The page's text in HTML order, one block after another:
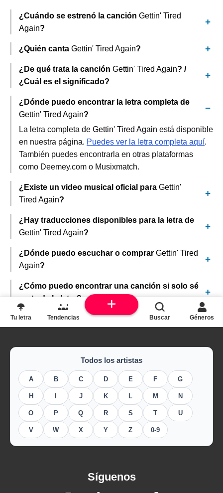
¿Cuándo se estrenó la canción Gettin' Tired
Again?
¿Quién canta Gettin' Tired Again?
¿De qué trata la canción Gettin' Tired Again? /
¿Cuál es el significado?
¿Dónde puedo encontrar la letra completa de
Gettin' Tired Again?
La letra completa de Gettin' Tired Again está disponible
en nuestra página. Puedes ver la letra completa aquí.
También puedes encontrarla en otras plataformas
como Deemey.com o Musixmatch.
¿Existe un video musical oficial para Gettin'
Tired Again?
¿Hay traducciones disponibles para la letra de
Gettin' Tired Again?
¿Dónde puedo escuchar o comprar Gettin' Tired
Again?
¿Cómo puedo encontrar una canción si solo sé
parte de la letra?
Todos los artistas
A B C D E F G
H J K L M N
O P Q R S T U
V W X Y Z 0-9
Síguenos
Tu letra Tendencias Buscar Géneros